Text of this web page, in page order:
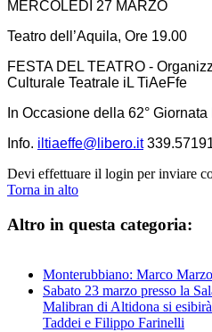
MERCOLEDÌ 27 MARZO
Teatro dell’Aquila, Ore 19.00
FESTA DEL TEATRO -
Culturale Teatrale iL TiAeFfe
In Occasione della 62°
Info. iltiaeffe@libero.it
Devi effettuare il login per inviare
Torna in alto
Altro in questa categoria:
Monterubbiano: Marco
Sabato 23 marzo presso la
Malibran di Altidona si
Taddei e Filippo Farinelli